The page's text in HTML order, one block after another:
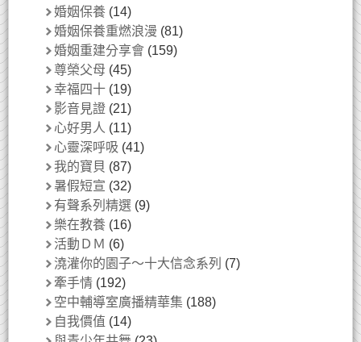
婚姻保養 (14)
婚姻保養重燃浪漫 (81)
婚姻重建分享會 (159)
尊榮父母 (45)
幸福四十 (19)
影音見證 (21)
心好男人 (11)
心靈深呼吸 (41)
我的寶貝 (87)
暑假短宣 (32)
有聲系列精選 (9)
樂在教養 (16)
活動ＤＭ (6)
澆灌你的園子～十大信念系列 (7)
牽手情 (192)
空中輔導室廣播精華集 (188)
自我價值 (14)